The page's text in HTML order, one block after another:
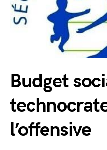
Budget
l’offensive